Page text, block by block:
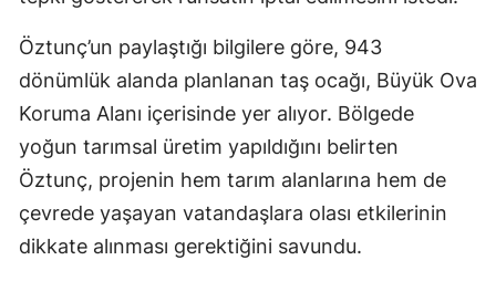
Öztunç’un paylaştığı bilgilere göre, 943
dönümlük alanda planlanan taş ocağı, Büyük Ova
Koruma Alanı içerisinde yer alıyor. Bölgede
yoğun tarımsal üretim yapıldığını belirten
Öztunç, projenin hem tarım alanlarına hem de
çevrede yaşayan vatandaşlara olası etkilerinin
dikkate alınması gerektiğini savundu.